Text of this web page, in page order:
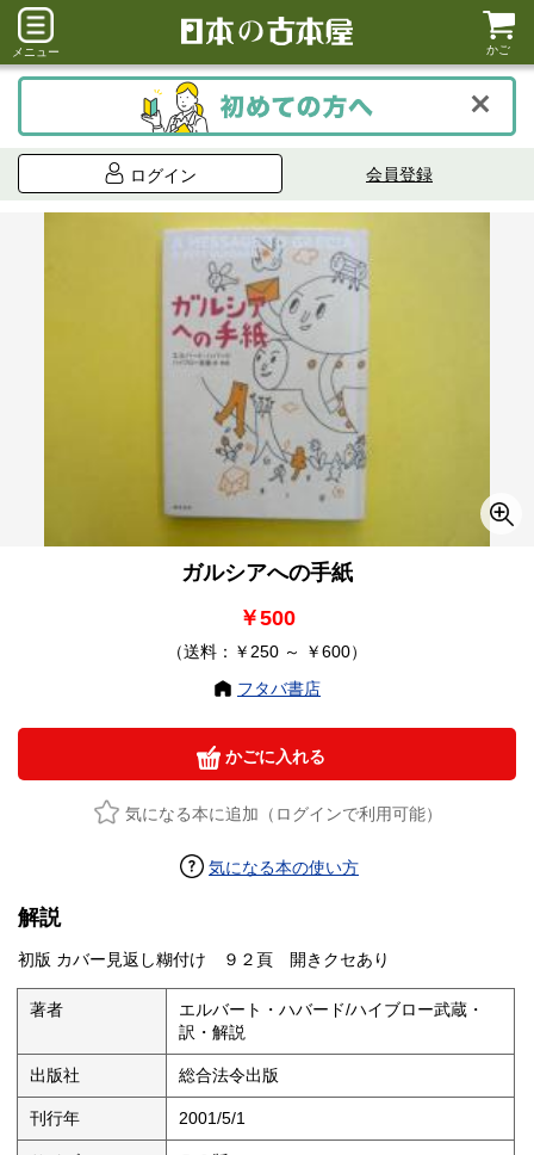
メニュー かご
ログイン 会員登録
ガルシアへの手紙
￥500
（送料：￥250 ～ ￥600）
フタバ書店
かごに入れる
気になる本に追加（ログインで利用可能）
気になる本の使い方
解説
初版 カバー見返し糊付け ９２頁 開きクセあり
著者
エルバート・ハバード/ハイブロー武蔵・
訳・解説
出版社 総合法令出版
刊行年 2001/5/1